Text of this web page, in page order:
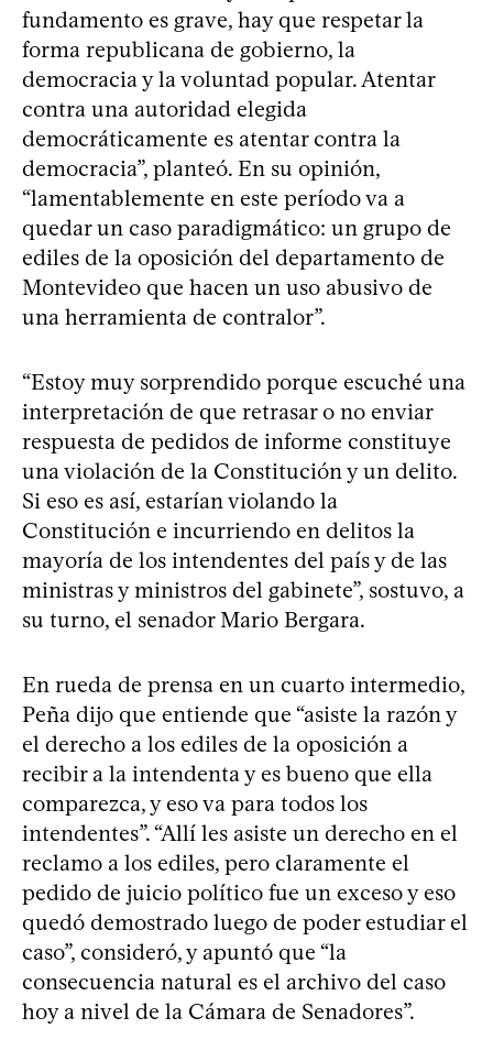
fundamento es grave, hay que respetar la
forma republicana de gobierno, la
democracia y la voluntad popular. Atentar
contra una autoridad elegida
democráticamente es atentar contra la
democracia”, planteó. En su opinión,
“lamentablemente en este período va a
quedar un caso paradigmático: un grupo de
ediles de la oposición del departamento de
Montevideo que hacen un uso abusivo de
una herramienta de contralor”.
“Estoy muy sorprendido porque escuché una
interpretación de que retrasar o no enviar
respuesta de pedidos de informe constituye
una violación de la Constitución y un delito.
Si eso es así, estarían violando la
Constitución e incurriendo en delitos la
mayoría de los intendentes del país y de las
ministras y ministros del gabinete”, sostuvo, a
su turno, el senador Mario Bergara.
En rueda de prensa en un cuarto intermedio,
Peña dijo que entiende que “asiste la razón y
el derecho a los ediles de la oposición a
recibir a la intendenta y es bueno que ella
comparezca, y eso va para todos los
intendentes”. “Allí les asiste un derecho en el
reclamo a los ediles, pero claramente el
pedido de juicio político fue un exceso y eso
quedó demostrado luego de poder estudiar el
caso”, consideró, y apuntó que “la
consecuencia natural es el archivo del caso
hoy a nivel de la Cámara de Senadores”.